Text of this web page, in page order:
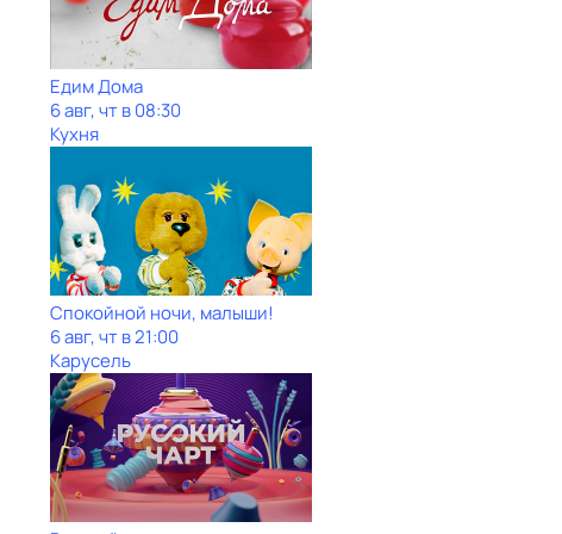
Едим Дома
6 авг, чт в 08:30
Кухня
Спокойной ночи, малыши!
6 авг, чт в 21:00
Карусель